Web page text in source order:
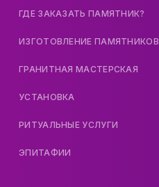
ГДЕ ЗАКАЗАТЬ ПАМЯТНИК?
ИЗГОТОВЛЕНИЕ ПАМЯТНИКОВ
ГРАНИТНАЯ МАСТЕРСКАЯ
УСТАНОВКА
РИТУАЛЬНЫЕ УСЛУГИ
ЭПИТАФИИ